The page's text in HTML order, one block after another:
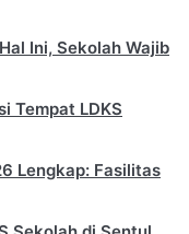
Ini, Sekolah Wajib
Tempat LDKS
Lengkap: Fasilitas